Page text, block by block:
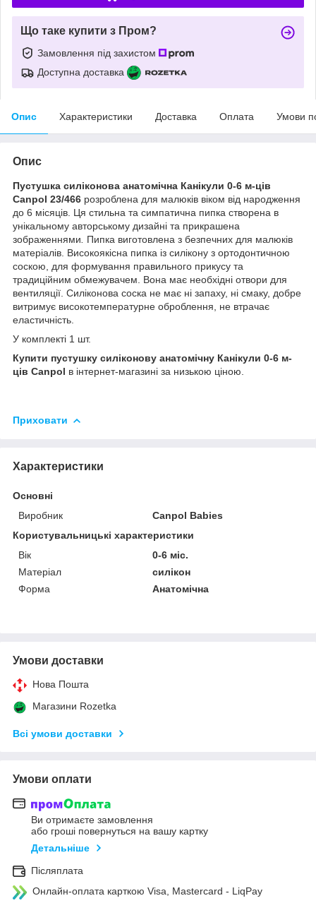
Що таке купити з Пром?
Замовлення під захистом
Доступна доставка
Опис Характеристики Доставка Оплата Умови
Опис
Пустушка силіконова анатомічна Канікули 0-6 м-ців
Canpol 23/466 розроблена для малюків віком від народження
до 6 місяців. Ця стильна та симпатична пипка створена в
унікальному авторському дизайні та прикрашена
зображеннями
Пипка виготовлена з безпечних для малюків
матеріалів. Високоякісна пипка із силікону з ортодонтичною
соскою, для формування правильного прикусу та
традиційним обмежувачем. Вона має необхідні отвори для
вентиляції. Силіконова соска не має ні запаху, ні смаку, добре
витримує високотемпературне оброблення, не втрачає
еластичність.
У комплекті 1 шт.
Купити пустушку силіконову анатомічну Канікули 0-6 м-
ців Canpol в інтернет-магазині за низькою ціною.
Приховати
Характеристики
Основні
Виробник
Canpol Babies
Користувальницькі характеристики
Вік
0-6 міс.
Матеріал
силікон
Форма
Анатомічна
Умови доставки
Нова Пошта
Магазини Rozetka
Всі умови доставки
Умови оплати
Ви отримаєте замовлення
або гроші повернуться на вашу картку
Детальніше
Післяплата
Онлайн-оплата карткою Visa, Mastercard - LiqPay